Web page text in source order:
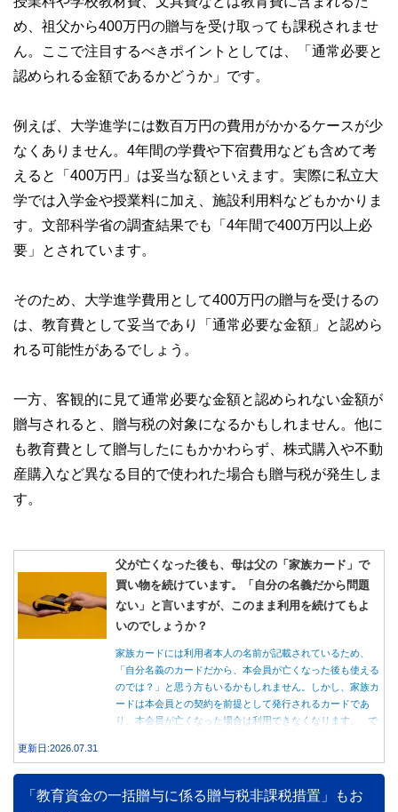
め、祖父から400万円の贈与を受け取っても課税されませ
ん。ここで注目するべきポイントとしては、「通常必要と
認められる金額であるかどうか」です。
例えば、大学進学には数百万円の費用がかかるケースが少
なくありません。4年間の学費や下宿費用なども含めて考
えると「400万円」は妥当な額といえます。実際に私立大
学では入学金や授業料に加え、施設利用料などもかかりま
す。文部科学省の調査結果でも「4年間で400万円以上必
要」とされています。
そのため、大学進学費用として400万円の贈与を受けるの
は、教育費として妥当であり「通常必要な金額」と認めら
れる可能性があるでしょう。
一方、客観的に見て通常必要な金額と認められない金額が
贈与されると、贈与税の対象になるかもしれません。他に
も教育費として贈与したにもかかわらず、株式購入や不動
産購入など異なる目的で使われた場合も贈与税が発生しま
す。
父が亡くなった後も、母は父の「家族カード」で
買い物を続けています。「自分の名義だから問題
ない」と言いますが、このまま利用を続けてもよ
いのでしょうか？
家族カードには利用者本人の名前が記載されているため、
「自分名義のカードだから、本会員が亡くなった後も使える
のでは？」と思う方もいるかもしれません。しかし、家族カ
ードは本会員との契約を前提として発行されるカードであ
り、本会員が亡くなった場合は利用できなくなります。 で
族が行うべき手続きについて分かりやすく解説します。
更新日:2026.07.31
「教育資金の一括贈与に係る贈与税非課税措置」もお